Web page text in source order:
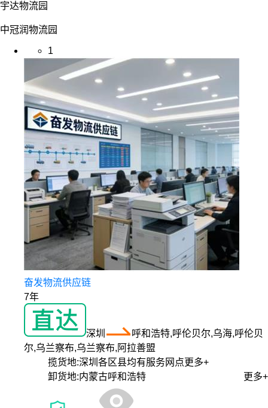
宇达物流园
中冠润物流园
1
奋发物流供应链
7年
深圳
呼和浩特,呼伦贝尔,乌海,呼伦贝
尔,乌兰察布,乌兰察布,阿拉善盟
揽货地:深圳各区县均有服务网点更多+
卸货地:内蒙古呼和浩特 更多+